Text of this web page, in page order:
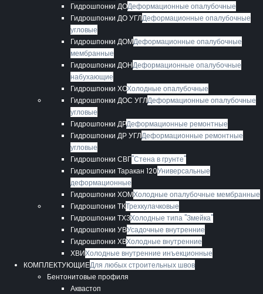
Гидрошпонки ДОДеформационные опалубочные
Гидрошпонки ДО УГЛДеформационные опалубочные
угловые
Гидрошпонки ДОМДеформационные опалубочные
мембранные
Гидрошпонки ДОНДеформационные опалубочные
набухающие
Гидрошпонки ХОХолодные опалубочные
Гидрошпонки ДОС УГЛДеформационные опалубочные
угловые
Гидрошпонки ДРДеформационные ремонтные
Гидрошпонки ДР УГЛДеформационные ремонтные
угловые
Гидрошпонки СВГ"Стена в грунте"
Гидрошпонки Таракан 120Универсальные
деформационные
Гидрошпонки ХОМХолодные опалубочные мембранные
Гидрошпонки ТКТрехкулачковые
Гидрошпонки ТХЗХолодные типа "Змейка"
Гидрошпонки УВУсадочные внутренние
Гидрошпонки ХВХолодные внутренние
ХВИХолодные внутренние инъекционные
КОМПЛЕКТУЮЩИЕДля любых строительных швов
Бентонитовые профиля
Аквастоп